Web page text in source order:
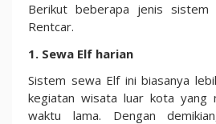
Berikut beberapa jenis
Rentcar.
1. Sewa Elf harian
Sistem sewa Elf ini biasanya
kegiatan wisata luar kota yang
waktu lama. Dengan